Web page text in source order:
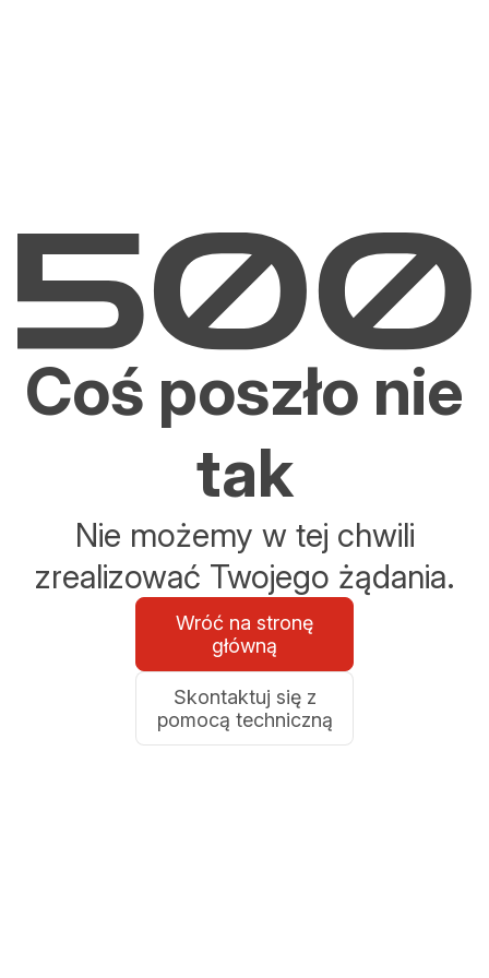
Coś poszło nie
tak
Nie możemy w tej chwili
zrealizować Twojego żądania.
Wróć na stronę
główną
Skontaktuj się z
pomocą techniczną